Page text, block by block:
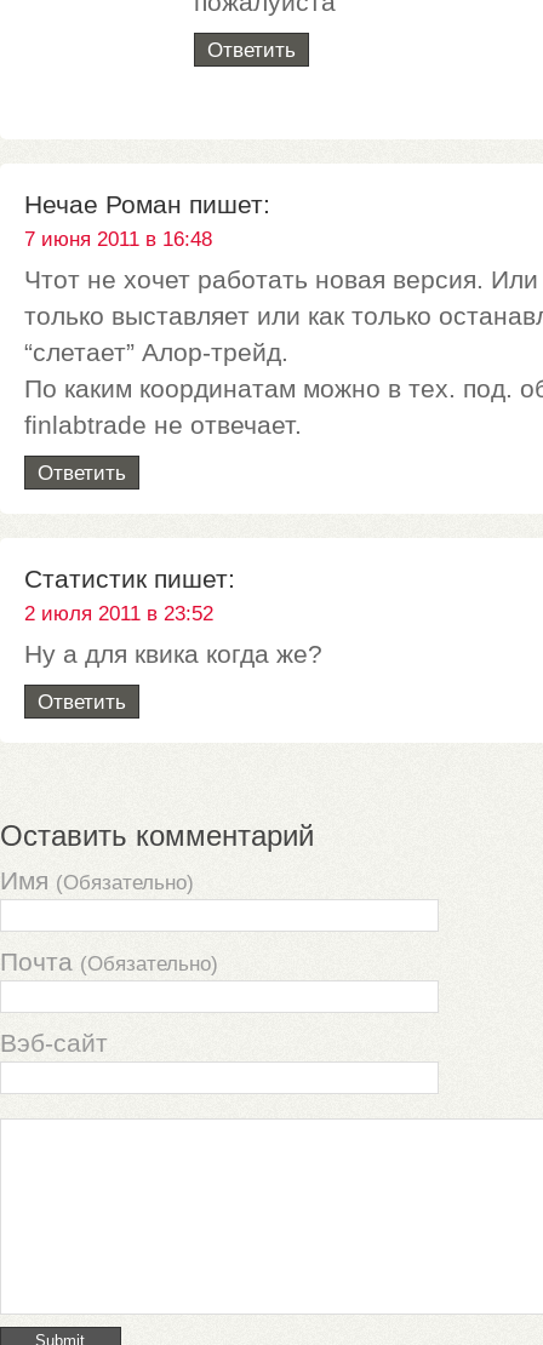
Ответить
Нечае Роман пишет:
7 июня 2011 в 16:48
Чтот не хочет работать новая версия.
только выставляет или как только
“слетает” Алор-трейд.
По каким координатам можно в тех. под.
finlabtrade не отвечает.
Ответить
Статистик пишет:
2 июля 2011 в 23:52
Ну а для квика когда же?
Ответить
Оставить комментарий
Имя (Обязательно)
Почта (Обязательно)
Вэб-сайт